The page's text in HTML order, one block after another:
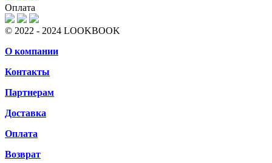
Оплата
© 2022 - 2024 LOOKBOOK
О компании
Контакты
Партнерам
Доставка
Оплата
Возврат